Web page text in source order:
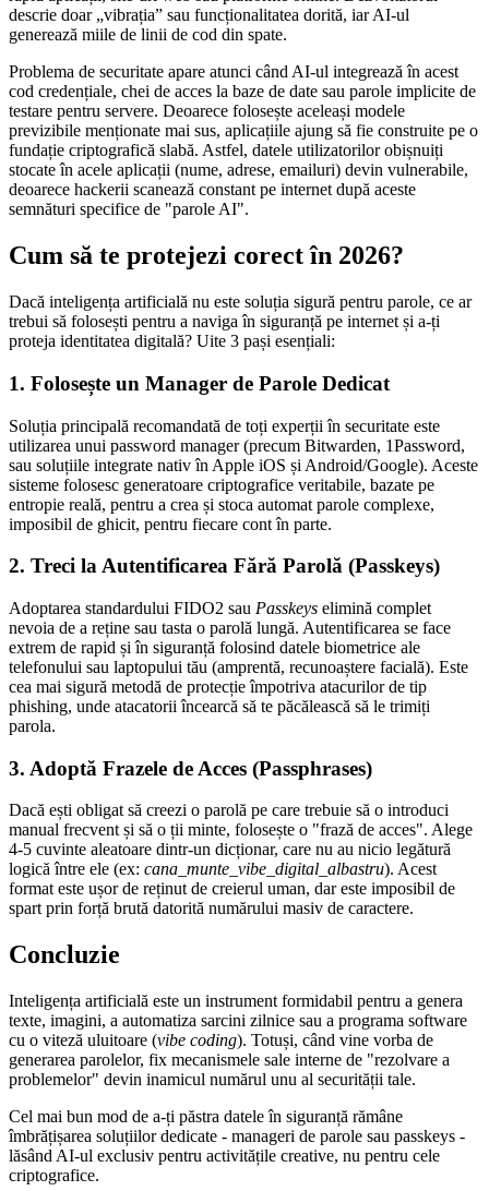
descrie doar „vibrația” sau funcționalitatea dorită, iar AI-ul
generează miile de linii de cod din spate.
Problema de securitate apare atunci când AI-ul integrează în acest
cod credențiale, chei de acces la baze de date sau parole implicite de
testare pentru servere. Deoarece folosește aceleași modele
previzibile menționate mai sus, aplicațiile ajung să fie construite pe o
fundație criptografică slabă. Astfel, datele utilizatorilor obișnuiți
stocate în acele aplicații (nume, adrese, emailuri) devin vulnerabile,
deoarece hackerii scanează constant pe internet după aceste
semnături specifice de "parole AI".
Cum să te protejezi corect în 2026?
Dacă inteligența artificială nu este soluția sigură pentru parole, ce ar
trebui să folosești pentru a naviga în siguranță pe internet și a-ți
proteja identitatea digitală? Uite 3 pași esențiali:
1. Folosește un Manager de Parole Dedicat
Soluția principală recomandată de toți experții în securitate este
utilizarea unui password manager (precum Bitwarden, 1Password,
sau soluțiile integrate nativ în Apple iOS și Android/Google). Aceste
sisteme folosesc generatoare criptografice veritabile, bazate pe
entropie reală, pentru a crea și stoca automat parole complexe,
imposibil de ghicit, pentru fiecare cont în parte.
2. Treci la Autentificarea Fără Parolă (Passkeys)
Adoptarea standardului FIDO2 sau Passkeys elimină complet
nevoia de a reține sau tasta o parolă lungă. Autentificarea se face
extrem de rapid și în siguranță folosind datele biometrice ale
telefonului sau laptopului tău (amprentă, recunoaștere facială). Este
cea mai sigură metodă de protecție împotriva atacurilor de tip
phishing, unde atacatorii încearcă să te păcălească să le trimiți
parola.
3. Adoptă Frazele de Acces (Passphrases)
Dacă ești obligat să creezi o parolă pe care trebuie să o introduci
manual frecvent și să o ții minte, folosește o "frază de acces". Alege
4-5 cuvinte aleatoare dintr-un dicționar, care nu au nicio legătură
logică între ele (ex: cana_munte_vibe_digital_albastru). Acest
format este ușor de reținut de creierul uman, dar este imposibil de
spart prin forță brută datorită numărului masiv de caractere.
Concluzie
Inteligența artificială este un instrument formidabil pentru a genera
texte, imagini, a automatiza sarcini zilnice sau a programa software
cu o viteză uluitoare (vibe coding). Totuși, când vine vorba de
generarea parolelor, fix mecanismele sale interne de "rezolvare a
problemelor" devin inamicul numărul unu al securității tale.
Cel mai bun mod de a-ți păstra datele în siguranță rămâne
îmbrățișarea soluțiilor dedicate - manageri de parole sau passkeys -
lăsând AI-ul exclusiv pentru activitățile creative, nu pentru cele
criptografice.